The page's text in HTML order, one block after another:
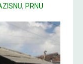
, PRNU